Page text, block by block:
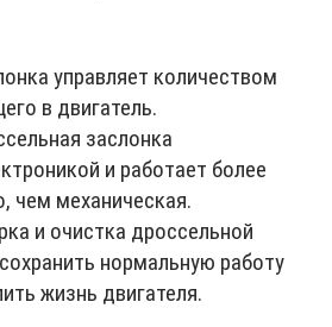
управляет количеством
в двигатель.
заслонка
и работает более
чем механическая.
и очистка дроссельной
нормальную работу
жизнь двигателя.